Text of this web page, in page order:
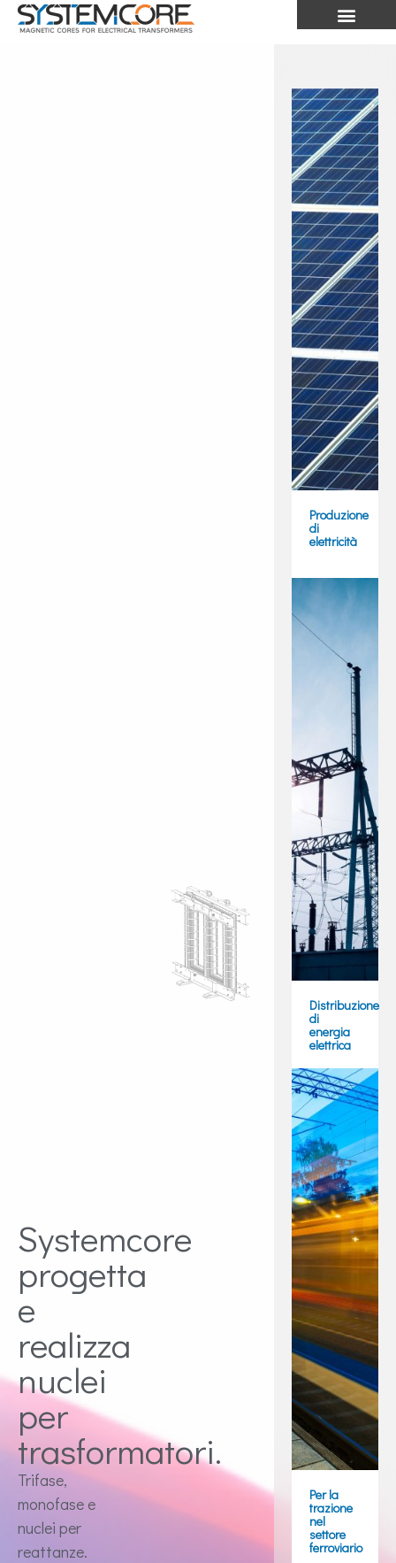
Systemcore
progetta
e
realizza
nuclei
per
trasformatori.
Trifase,
monofase e
nuclei per
reattanze.
Produzione
di
elettricità
Distribuzione
di
energia
elettrica
Per la
trazione
nel
settore
ferroviario